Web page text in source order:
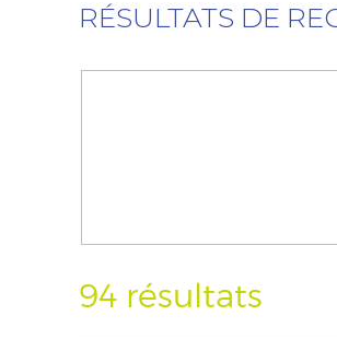
RÉSULTATS DE
94 résultats